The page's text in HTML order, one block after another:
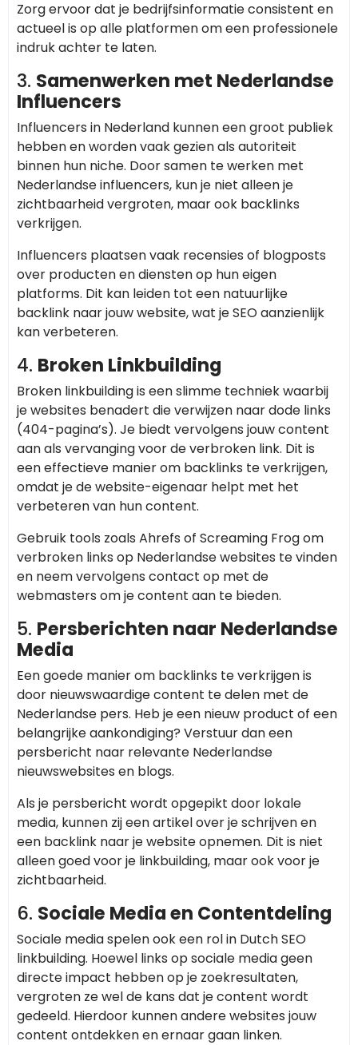
Zorg ervoor dat je bedrijfsinformatie consistent en
actueel is op alle platformen om een professionele
indruk achter te laten.
3. Samenwerken met Nederlandse
Influencers
Influencers in Nederland kunnen een groot publiek
hebben en worden vaak gezien als autoriteit
binnen hun niche. Door samen te werken met
Nederlandse influencers, kun je niet alleen je
zichtbaarheid vergroten, maar ook backlinks
verkrijgen.
Influencers plaatsen vaak recensies of blogposts
over producten en diensten op hun eigen
platforms. Dit kan leiden tot een natuurlijke
backlink naar jouw website, wat je SEO aanzienlijk
kan verbeteren.
4. Broken Linkbuilding
Broken linkbuilding is een slimme techniek waarbij
je websites benadert die verwijzen naar dode links
(404-pagina’s). Je biedt vervolgens jouw content
aan als vervanging voor de verbroken link. Dit is
een effectieve manier om backlinks te verkrijgen,
omdat je de website-eigenaar helpt met het
verbeteren van hun content.
Gebruik tools zoals Ahrefs of Screaming Frog om
verbroken links op Nederlandse websites te vinden
en neem vervolgens contact op met de
webmasters om je content aan te bieden.
5. Persberichten naar Nederlandse
Media
Een goede manier om backlinks te verkrijgen is
door nieuwswaardige content te delen met de
Nederlandse pers. Heb je een nieuw product of een
belangrijke aankondiging? Verstuur dan een
persbericht naar relevante Nederlandse
nieuwswebsites en blogs.
Als je persbericht wordt opgepikt door lokale
media, kunnen zij een artikel over je schrijven en
een backlink naar je website opnemen. Dit is niet
alleen goed voor je linkbuilding, maar ook voor je
zichtbaarheid.
6. Sociale Media en Contentdeling
Sociale media spelen ook een rol in Dutch SEO
linkbuilding. Hoewel links op sociale media geen
directe impact hebben op je zoekresultaten,
vergroten ze wel de kans dat je content wordt
gedeeld. Hierdoor kunnen andere websites jouw
content ontdekken en ernaar gaan linken.